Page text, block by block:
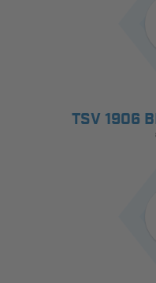
TSV 1906